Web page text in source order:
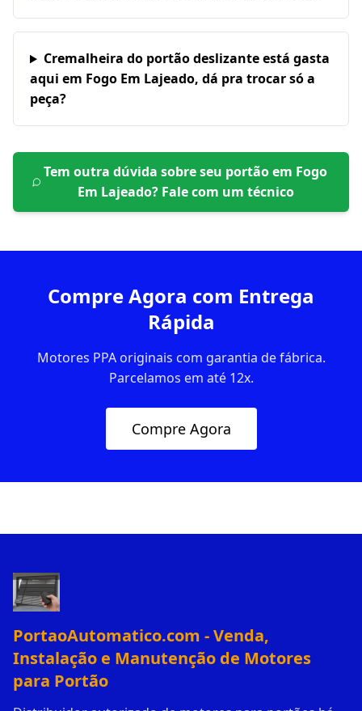
Cremalheira do portão deslizante está gasta
aqui em Fogo Em Lajeado, dá pra trocar só a
peça?
Tem outra dúvida sobre seu portão em Fogo
Em Lajeado? Fale com um técnico
Compre Agora com Entrega
Rápida
Motores PPA originais com garantia de fábrica.
Parcelamos em até 12x.
Compre Agora
PortaoAutomatico.com - Venda,
Instalação e Manutenção de Motores
para Portão